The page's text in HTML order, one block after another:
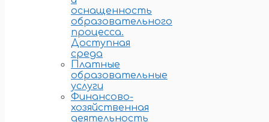
оснащенность
образовательного
процесса.
Доступная
среда
Платные
образовательные
услуги
Финансово-
хозяйственная
деятельность